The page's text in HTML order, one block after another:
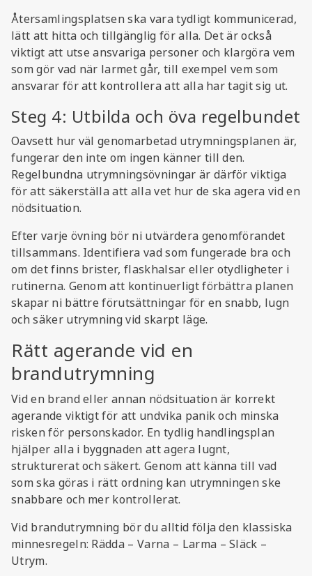
Återsamlingsplatsen ska vara tydligt kommunicerad,
lätt att hitta och tillgänglig för alla. Det är också
viktigt att utse ansvariga personer och klargöra vem
som gör vad när larmet går, till exempel vem som
ansvarar för att kontrollera att alla har tagit sig ut.
Steg 4: Utbilda och öva regelbundet
Oavsett hur väl genomarbetad utrymningsplanen är,
fungerar den inte om ingen känner till den.
Regelbundna utrymningsövningar är därför viktiga
för att säkerställa att alla vet hur de ska agera vid en
nödsituation.
Efter varje övning bör ni utvärdera genomförandet
tillsammans. Identifiera vad som fungerade bra och
om det finns brister, flaskhalsar eller otydligheter i
rutinerna. Genom att kontinuerligt förbättra planen
skapar ni bättre förutsättningar för en snabb, lugn
och säker utrymning vid skarpt läge.
Rätt agerande vid en
brandutrymning
Vid en brand eller annan nödsituation är korrekt
agerande viktigt för att undvika panik och minska
risken för personskador. En tydlig handlingsplan
hjälper alla i byggnaden att agera lugnt,
strukturerat och säkert. Genom att känna till vad
som ska göras i rätt ordning kan utrymningen ske
snabbare och mer kontrollerat.
Vid brandutrymning bör du alltid följa den klassiska
minnesregeln: Rädda – Varna – Larma – Släck –
Utrym.